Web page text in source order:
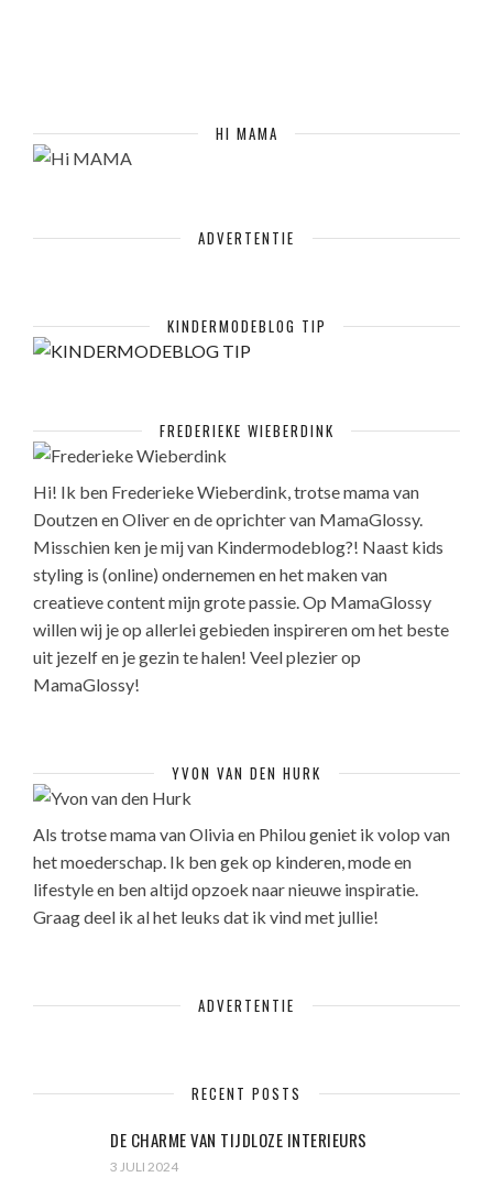
HI MAMA
ADVERTENTIE
KINDERMODEBLOG TIP
FREDERIEKE WIEBERDINK
Hi! Ik ben Frederieke Wieberdink, trotse mama van
Doutzen en Oliver en de oprichter van MamaGlossy.
Misschien ken je mij van Kindermodeblog?! Naast kids
styling is (online) ondernemen en het maken van
creatieve content mijn grote passie. Op MamaGlossy
willen wij je op allerlei gebieden inspireren om het beste
uit jezelf en je gezin te halen! Veel plezier op
MamaGlossy!
YVON VAN DEN HURK
Als trotse mama van Olivia en Philou geniet ik volop van
het moederschap. Ik ben gek op kinderen, mode en
lifestyle en ben altijd opzoek naar nieuwe inspiratie.
Graag deel ik al het leuks dat ik vind met jullie!
ADVERTENTIE
RECENT POSTS
DE CHARME VAN TIJDLOZE INTERIEURS
3 JULI 2024